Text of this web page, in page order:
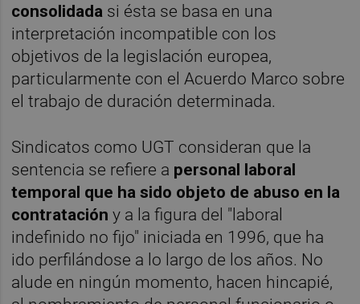
consolidada si ésta se basa en una
interpretación incompatible con los
objetivos de la legislación europea,
particularmente con el Acuerdo Marco sobre
el trabajo de duración determinada.
Sindicatos como UGT consideran que la
sentencia se refiere a personal laboral
temporal que ha sido objeto de abuso en la
contratación y a la figura del "laboral
indefinido no fijo" iniciada en 1996, que ha
ido perfilándose a lo largo de los años. No
alude en ningún momento, hacen hincapié,